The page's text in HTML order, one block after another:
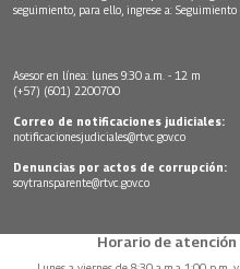
seguimiento, para ello, ingrese a: Seguimiento
Asesor en línea: lunes 9:30 a.m. - 12 m
(+57) (601) 2200700
Correo de notificaciones judiciales:
notificacionesjudiciales@rtvc.gov.co
Denuncias por actos de corrupción:
soytransparente@rtvc.gov.co
Horario de